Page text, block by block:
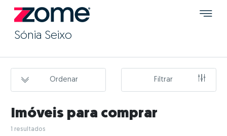
Sónia Seixo
Ordenar Filtrar
Imóveis para comprar
1 resultados